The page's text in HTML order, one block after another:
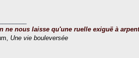
ne nous laisse qu'une ruelle exiguë à
Une vie bouleversée